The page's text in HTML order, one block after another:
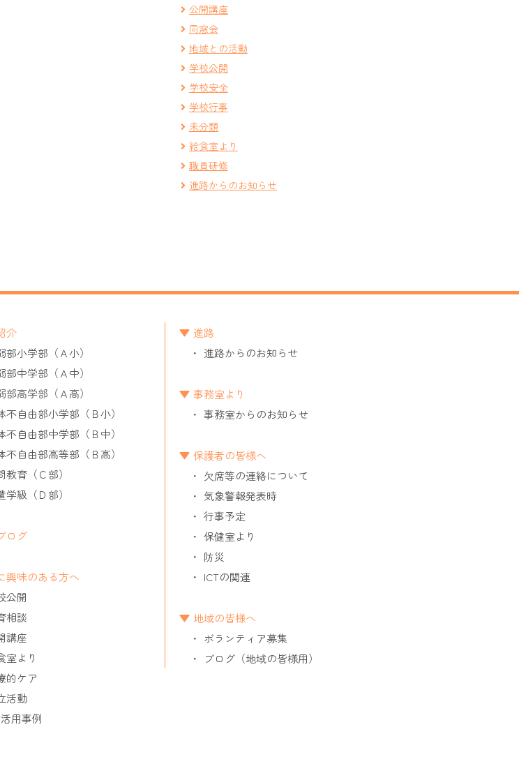
公開講座
同窓会
地域との活動
学校公開
学校安全
学校行事
未分類
給食室より
職員研修
進路からのお知らせ
介
部小学部（Ａ小）
部中学部（Ａ中）
部高学部（Ａ高）
不自由部小学部（Ｂ小）
不自由部中学部（Ｂ中）
不自由部高等部（Ｂ高）
教育（Ｃ部）
学級（Ｄ部）
ログ
興味のある方へ
公開
相談
講座
室より
的ケア
活動
用事例
進路
進路からのお知らせ
事務室より
事務室からのお知らせ
保護者の皆様へ
欠席等の連絡について
気象警報発表時
行事予定
保健室より
防災
ICTの関連
地域の皆様へ
ボランティア募集
ブログ（地域の皆様用）